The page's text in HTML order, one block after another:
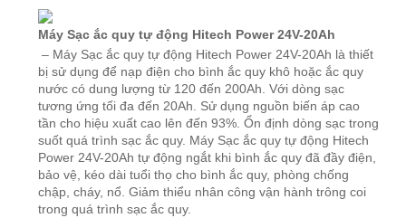
Máy Sạc ắc quy tự động Hitech Power 24V-20Ah
– Máy Sạc ắc quy tự động Hitech Power 24V-20Ah là thiết
bị sử dụng để nạp điện cho bình ắc quy khô hoặc ắc quy
nước có dung lượng từ 120 đến 200Ah. Với dòng sạc
tương ứng tối đa đến 20Ah. Sử dụng nguồn biến áp cao
tần cho hiệu xuất cao lên đến 93%. Ổn định dòng sạc trong
suốt quá trình sạc ắc quy. Máy Sạc ắc quy tự động Hitech
Power 24V-20Ah tự động ngắt khi bình ắc quy đã đầy điện,
bảo vệ, kéo dài tuổi thọ cho bình ắc quy, phòng chống
chập, cháy, nổ. Giảm thiểu nhân công vận hành trông coi
trong quá trình sạc ắc quy.